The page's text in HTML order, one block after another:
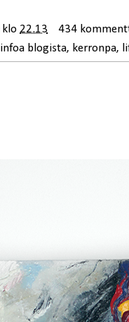
klo 22.13
434
infoa blogista, kerronpa,